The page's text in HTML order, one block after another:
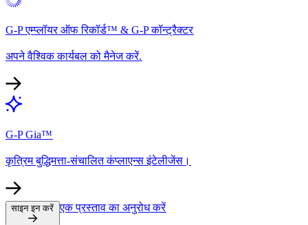
G-P एम्प्लॉयर ऑफ रिकॉर्ड™ & G-P कॉन्ट्रैक्टर​​
अपने वैश्विक कार्यबल को मैनेज करें.​​
G-P Gia™​​
कृत्रिम बुद्धिमत्ता-संचालित कंप्लाएन्स इंटेलीजेंस।​​
साइन इन करें​​ एक प्रस्ताव का अनुरोध करें​​